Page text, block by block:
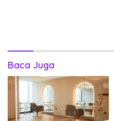
Baca Juga